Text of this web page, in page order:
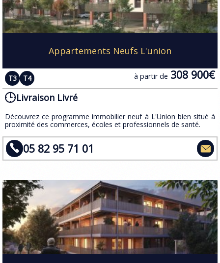
Appartements Neufs L'union
T3 T4 à partir de 308 900€
Livraison Livré
Découvrez ce programme immobilier neuf à L'Union bien situé à
proximité des commerces, écoles et professionnels de santé.
05 82 95 71 01